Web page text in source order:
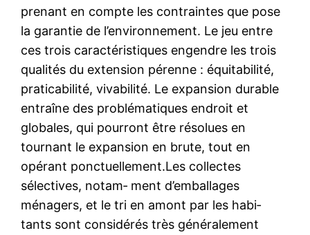
prenant en compte les contraintes que pose
la garantie de l’environnement. Le jeu entre
ces trois caractéristiques engendre les trois
qualités du extension pérenne : équitabilité,
praticabilité, vivabilité. Le expansion durable
entraîne des problématiques endroit et
globales, qui pourront être résolues en
tournant le expansion en brute, tout en
opérant ponctuellement.Les collectes
sélectives, notam‑ ment d’emballages
ménagers, et le tri en amont par les habi‑
tants sont considérés très généralement